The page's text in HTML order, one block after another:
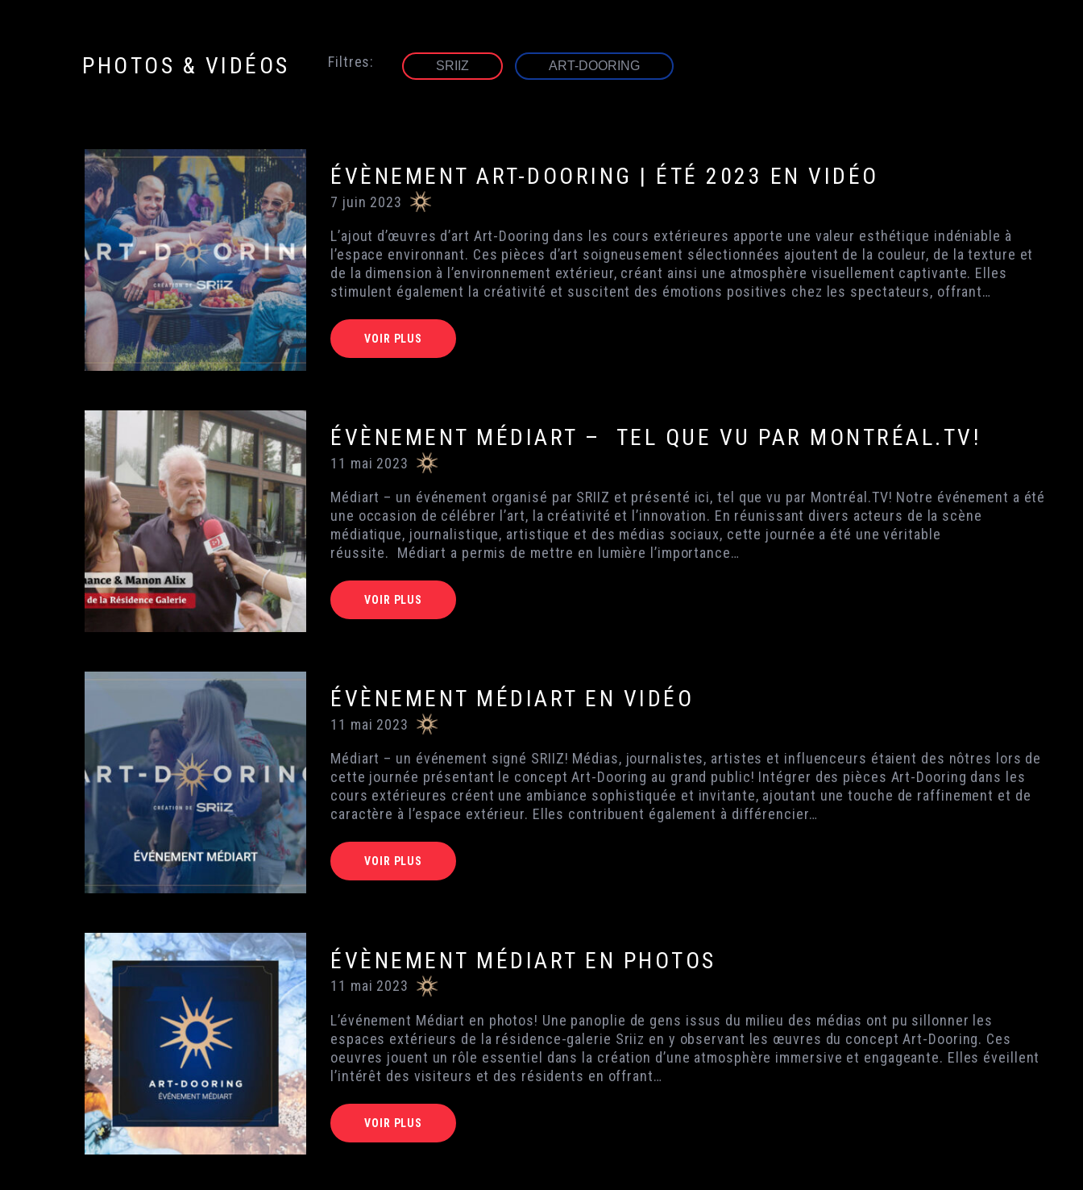
PHOTOS & VIDÉOS Filtres: SRIIZ ART-DOORING
ÉVÈNEMENT ART-DOORING | ÉTÉ 2023 EN VIDÉO
7 juin 2023
L’ajout d’œuvres d’art Art-Dooring dans les cours extérieures apporte une valeur esthétique indéniable à
l’espace environnant. Ces pièces d’art soigneusement sélectionnées ajoutent de la couleur, de la texture et
de la dimension à l’environnement extérieur, créant ainsi une atmosphère visuellement captivante. Elles
stimulent également la créativité et suscitent des émotions positives chez les spectateurs, offrant…
VOIR PLUS
ÉVÈNEMENT MÉDIART – TEL QUE VU PAR MONTRÉAL.TV!
11 mai 2023
Médiart – un événement organisé par SRIIZ et présenté ici, tel que vu par Montréal.TV! Notre événement a été
une occasion de célébrer l’art, la créativité et l’innovation. En réunissant divers acteurs de la scène
médiatique, journalistique, artistique et des médias sociaux, cette journée a été une véritable
réussite. Médiart a permis de mettre en lumière l’importance…
VOIR PLUS
ÉVÈNEMENT MÉDIART EN VIDÉO
11 mai 2023
Médiart – un événement signé SRIIZ! Médias, journalistes, artistes et influenceurs étaient des nôtres lors de
cette journée présentant le concept Art-Dooring au grand public! Intégrer des pièces Art-Dooring dans les
cours extérieures créent une ambiance sophistiquée et invitante, ajoutant une touche de raffinement et de
caractère à l’espace extérieur. Elles contribuent également à différencier…
VOIR PLUS
ÉVÈNEMENT MÉDIART EN PHOTOS
11 mai 2023
L’événement Médiart en photos! Une panoplie de gens issus du milieu des médias ont pu sillonner les
espaces extérieurs de la résidence-galerie Sriiz en y observant les œuvres du concept Art-Dooring. Ces
oeuvres jouent un rôle essentiel dans la création d’une atmosphère immersive et engageante. Elles éveillent
l’intérêt des visiteurs et des résidents en offrant…
VOIR PLUS